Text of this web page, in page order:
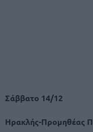
Σάββατο 14/12
Ηρακλής-Προμηθέας